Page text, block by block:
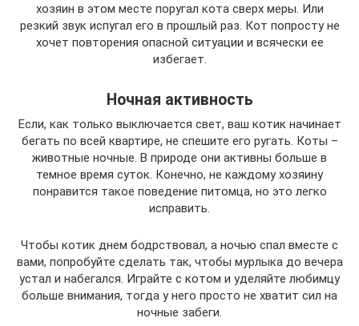
хозяин в этом месте поругал кота сверх меры. Или
резкий звук испугал его в прошлый раз. Кот попросту не
хочет повторения опасной ситуации и всячески ее
избегает.
Ночная активность
Если, как только выключается свет, ваш котик начинает
бегать по всей квартире, не спешите его ругать. Коты –
животные ночные. В природе они активны больше в
темное время суток. Конечно, не каждому хозяину
понравится такое поведение питомца, но это легко
исправить.
Чтобы котик днем бодрствовал, а ночью спал вместе с
вами, попробуйте сделать так, чтобы мурлыка до вечера
устал и набегался. Играйте с котом и уделяйте любимцу
больше внимания, тогда у него просто не хватит сил на
ночные забеги.